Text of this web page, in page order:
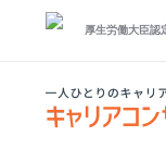
厚生労働大臣認